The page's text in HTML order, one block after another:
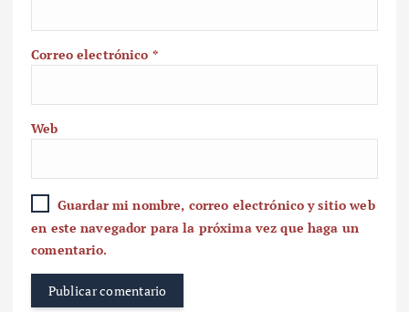
Correo electrónico *
Web
Guardar mi nombre, correo electrónico y sitio web
en este navegador para la próxima vez que haga un
comentario.